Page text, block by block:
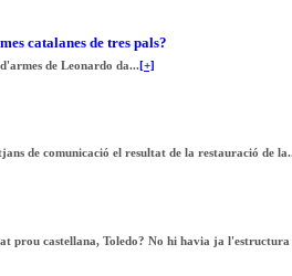
catalanes de tres pals?
de Leonardo da...[+]
de comunicació el resultat de la restauració de
prou castellana, Toledo? No hi havia ja l'estructura